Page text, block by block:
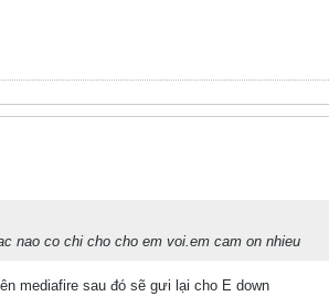
nao co chi cho cho em voi.em cam on nhieu
mediafire sau đó sẽ gưi lại cho E down